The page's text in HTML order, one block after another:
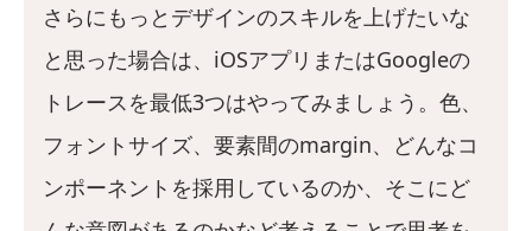
さらにもっとデザインのスキルを上げたいな
と思った場合は、iOSアプリまたはGoogleの
トレースを最低3つはやってみましょう。色、
フォントサイズ、要素間のmargin、どんなコ
ンポーネントを採用しているのか、そこにど